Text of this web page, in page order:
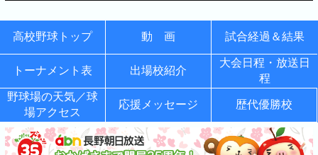
高校野球トップ 動 画 試合経過＆結果
トーナメント表 出場校紹介
大会日程・放送日
程
野球場の天気／球
場アクセス
応援メッセージ 歴代優勝校